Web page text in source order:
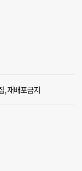
재배포금지